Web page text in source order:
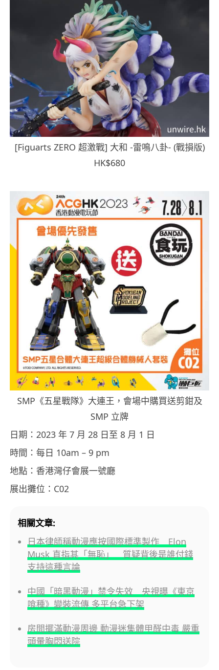
[Figuarts ZERO 超激戰] 大和 -雷鳴八卦- (戰損版)
HK$680
SMP《五星戰隊》大連王，會場中購買送剪鉗及
SMP 立牌
日期：2023 年 7 月 28 日至 8 月 1 日
時間：每日 10am – 9 pm
地點：香港灣仔會展一號廳
展出攤位：C02
相關文章:
日本律師稱動漫應按國際標準製作 Elon
Musk 直指其「無恥」 質疑背後是誰付錢
支持這種言論
中國「暗黑動漫」禁令失效 央視曝《東京
喰種》變裝流傳 多平台急下架
房間擺滿動漫周邊 動漫迷集體甲醛中毒 嚴重
頭暈胸悶送院